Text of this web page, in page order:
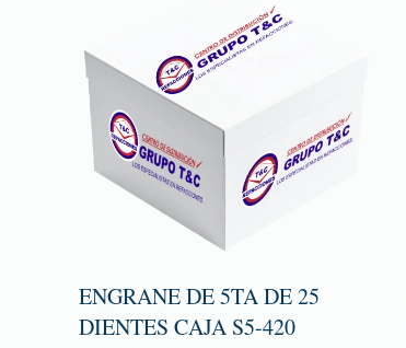
ENGRANE DE 5TA DE 25
DIENTES CAJA S5-420